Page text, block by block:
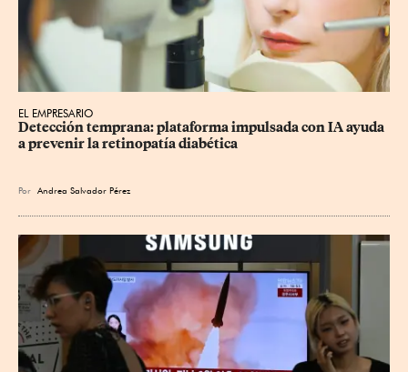
EL EMPRESARIO
Detección temprana: plataforma impulsada con IA ayuda
a prevenir la retinopatía diabética
Por Andrea Salvador Pérez